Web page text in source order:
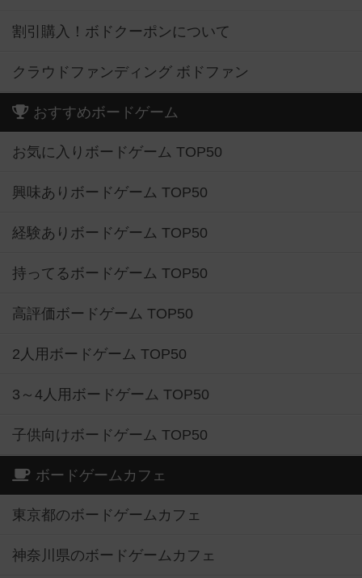
割引購入！ボドクーポンについて
クラウドファンディング ボドファン
おすすめボードゲーム
お気に入りボードゲーム TOP50
興味ありボードゲーム TOP50
経験ありボードゲーム TOP50
持ってるボードゲーム TOP50
高評価ボードゲーム TOP50
2人用ボードゲーム TOP50
3～4人用ボードゲーム TOP50
子供向けボードゲーム TOP50
ボードゲームカフェ
東京都のボードゲームカフェ
神奈川県のボードゲームカフェ